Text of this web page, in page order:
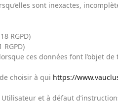
sont inexactes,
RGPD)
ces données font l’objet
choisir à qui https://
et à défaut